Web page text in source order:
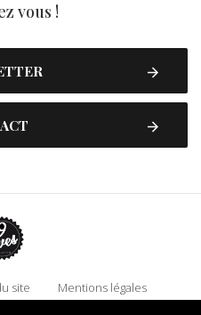
vous !
site
Mentions légales